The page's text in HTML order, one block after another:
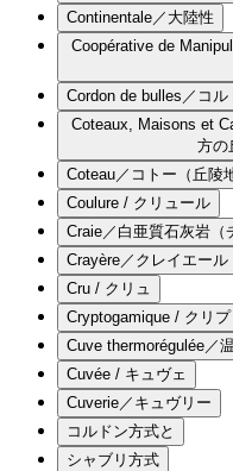
Continentale／大陸性
Coopérative de Manipulation (CM) （コー
Cordon de bulles／コル
Coteaux, Maisons et
方の
Coteau／コトー（丘陵
Coulure / クリュール
Craie／白亜質石灰岩（
Crayère／クレイエール
Cru / クリュ
Cryptogamique / クリ
Cuve thermorégulée／
Cuvée / キュヴェ
Cuverie／キュヴリー
コルドン方式と
シャブリ方式